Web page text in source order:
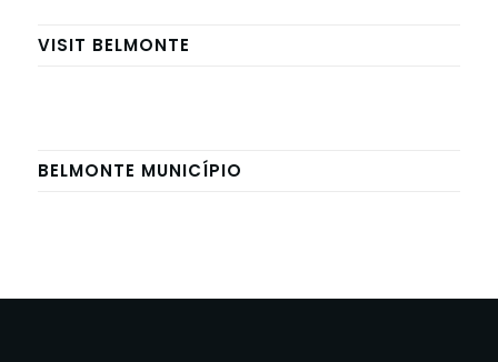
VISIT BELMONTE
BELMONTE MUNICÍPIO